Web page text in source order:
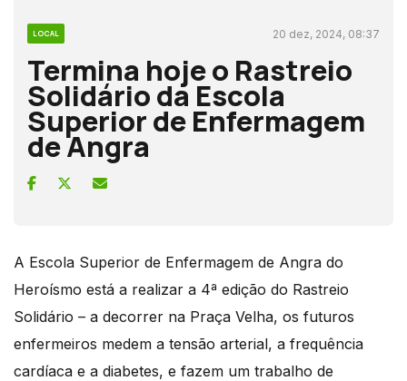
LOCAL 20 dez, 2024, 08:37
Termina hoje o Rastreio
Solidário da Escola
Superior de Enfermagem
de Angra
A Escola Superior de Enfermagem de Angra do
Heroísmo está a realizar a 4ª edição do Rastreio
Solidário – a decorrer na Praça Velha, os futuros
enfermeiros medem a tensão arterial, a frequência
cardíaca e a diabetes, e fazem um trabalho de